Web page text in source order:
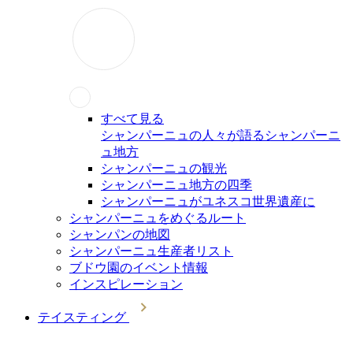
すべて見る
シャンパーニュの人々が語るシャンパーニ
ュ地方
シャンパーニュの観光
シャンパーニュ地方の四季
シャンパーニュがユネスコ世界遺産に
シャンパーニュをめぐるルート
シャンパンの地図
シャンパーニュ生産者リスト
ブドウ園のイベント情報
インスピレーション
テイスティング